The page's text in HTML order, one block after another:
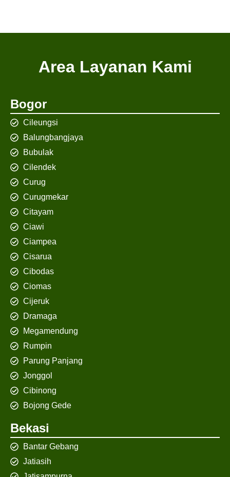
Area Layanan Kami
Bogor
Cileungsi
Balungbangjaya
Bubulak
Cilendek
Curug
Curugmekar
Citayam
Ciawi
Ciampea
Cisarua
Cibodas
Ciomas
Cijeruk
Dramaga
Megamendung
Rumpin
Parung Panjang
Jonggol
Cibinong
Bojong Gede
Bekasi
Bantar Gebang
Jatiasih